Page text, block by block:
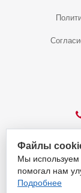
Обращаем ваше
Файлы
Мы используем
помогал нам
Подробнее